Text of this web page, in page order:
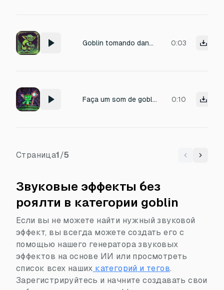
Goblin tomando dano "Grrrgh...!" 0:03
Faça um som de goblin que combine com Minecraft 0:10
Страница1 /5 Previous
Next
Звуковые эффекты без
роялти в категории goblin
Если вы не можете найти нужный звуковой
эффект, вы всегда можете создать его с
помощью нашего генератора звуковых
эффектов на основе ИИ или просмотреть
список всех наших категорий и тегов.
Зарегистрируйтесь и начните создавать свои